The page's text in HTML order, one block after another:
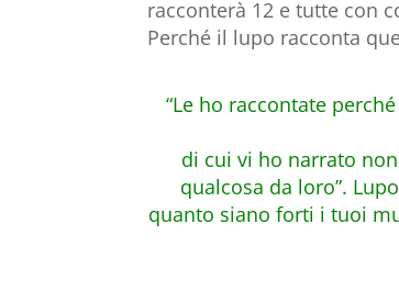
racconterà 12 e tutte con
Perché il lupo racconta
“Le ho raccontate
di cui vi ho narrato
qualcosa da loro”.
quanto siano forti i tuoi